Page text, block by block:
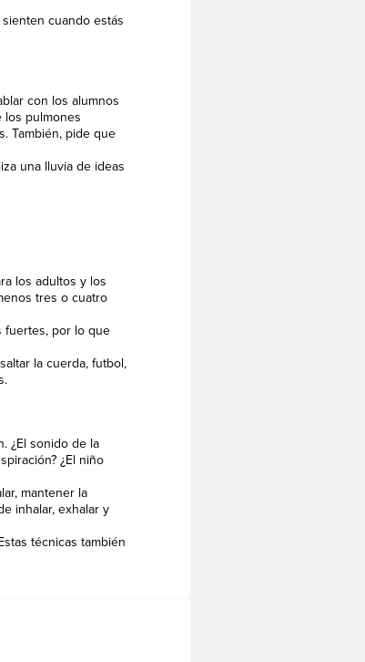
cuando estás
con los alumnos
los pulmones
También, pide que
una lluvia de ideas
los adultos y los
tres o cuatro
fuertes, por lo que
la cuerda, futbol,
¿El sonido de la
¿El niño
mantener la
inhalar, exhalar y
técnicas también